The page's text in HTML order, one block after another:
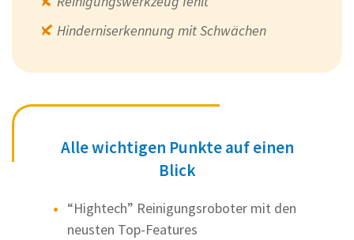
Hinderniserkennung mit Schwächen
Alle wichtigen Punkte auf einen
Blick
“Hightech” Reinigungsroboter mit den
neusten Top-Features